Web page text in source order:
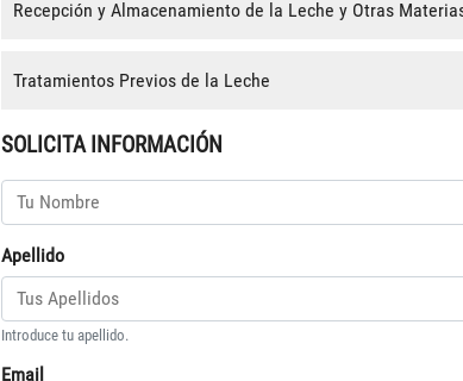
Recepción y Almacenamiento de la Leche y Otras
Tratamientos Previos de la Leche
SOLICITA INFORMACIÓN
Apellido
Introduce tu apellido.
Email